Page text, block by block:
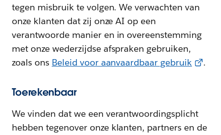
tegen misbruik te volgen. We verwachten van
onze klanten dat zij onze AI op een
verantwoorde manier en in overeenstemming
met onze wederzijdse afspraken gebruiken,
zoals ons Beleid voor aanvaardbaar gebruik .
Toerekenbaar
We vinden dat we een verantwoordingsplicht
hebben tegenover onze klanten, partners en de